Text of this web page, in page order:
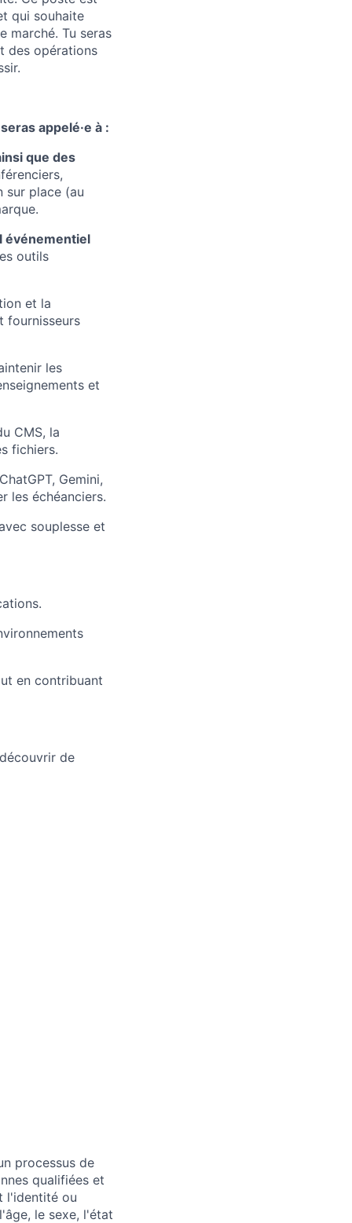
qui souhaite
marché. Tu seras
des opérations
appelé·e à :
que des
sur place (au
événementiel
outils
et la
fournisseurs
les
et
CMS, la
fichiers.
Gemini,
les échéanciers.
souplesse et
en contribuant
de
processus de
qualifiées et
l'identité ou
le sexe, l'état